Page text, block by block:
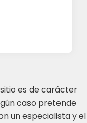
es de carácter
caso pretende
un especialista y el